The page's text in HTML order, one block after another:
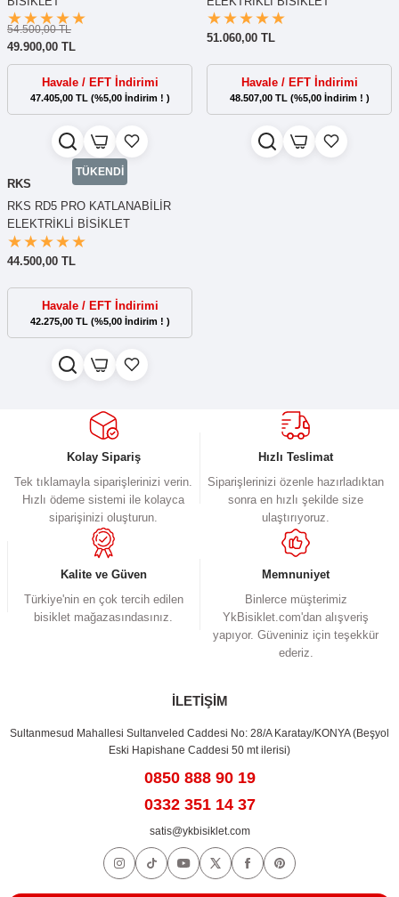
54.500,00 TL
49.900,00 TL
Havale / EFT İndirimi
47.405,00 TL (%5,00 İndirim ! )
51.060,00 TL
Havale / EFT İndirimi
48.507,00 TL (%5,00 İndirim ! )
TÜKENDİ
RKS
RKS RD5 PRO KATLANABİLİR
ELEKTRİKLİ BİSİKLET
44.500,00 TL
Havale / EFT İndirimi
42.275,00 TL (%5,00 İndirim ! )
Kolay Sipariş
Tek tıklamayla siparişlerinizi verin.
Hızlı ödeme sistemi ile kolayca
siparişinizi oluşturun.
Hızlı Teslimat
Siparişlerinizi özenle hazırladıktan
sonra en hızlı şekilde size
ulaştırıyoruz.
Kalite ve Güven
Türkiye'nin en çok tercih edilen
bisiklet mağazasındasınız.
Memnuniyet
Binlerce müşterimiz
YkBisiklet.com'dan alışveriş
yapıyor. Güveniniz için teşekkür
ederiz.
İLETİŞİM
Sultanmesud Mahallesi Sultanveled Caddesi No: 28/A Karatay/KONYA (Beşyol
Eski Hapishane Caddesi 50 mt ilerisi)
0850 888 90 19
0332 351 14 37
satis@ykbisiklet.com